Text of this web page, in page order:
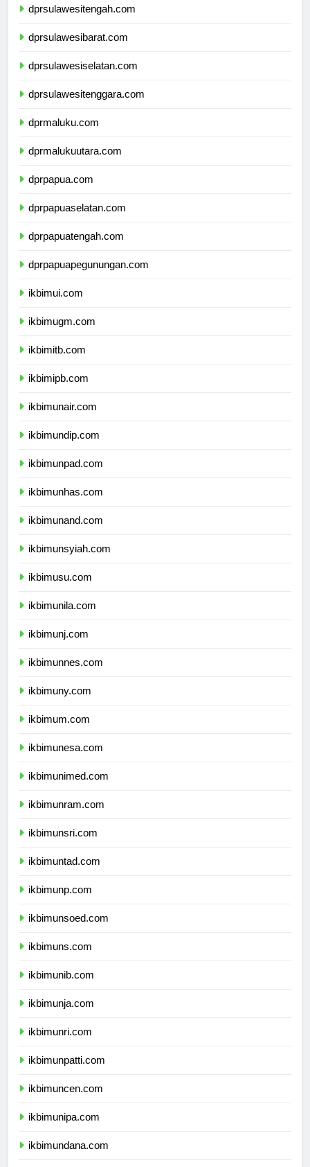
dprsulawesitengah.com
dprsulawesibarat.com
dprsulawesiselatan.com
dprsulawesitenggara.com
dprmaluku.com
dprmalukuutara.com
dprpapua.com
dprpapuaselatan.com
dprpapuatengah.com
dprpapuapegunungan.com
ikbimui.com
ikbimugm.com
ikbimitb.com
ikbimipb.com
ikbimunair.com
ikbimundip.com
ikbimunpad.com
ikbimunhas.com
ikbimunand.com
ikbimunsyiah.com
ikbimusu.com
ikbimunila.com
ikbimunj.com
ikbimunnes.com
ikbimuny.com
ikbimum.com
ikbimunesa.com
ikbimunimed.com
ikbimunram.com
ikbimunsri.com
ikbimuntad.com
ikbimunp.com
ikbimunsoed.com
ikbimuns.com
ikbimunib.com
ikbimunja.com
ikbimunri.com
ikbimunpatti.com
ikbimuncen.com
ikbimunipa.com
ikbimundana.com